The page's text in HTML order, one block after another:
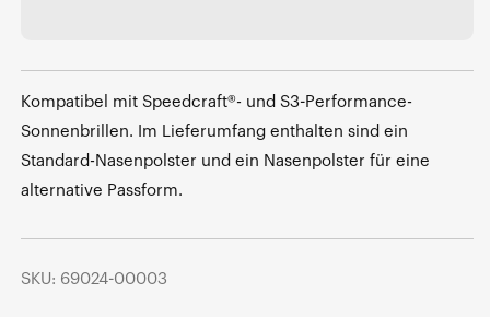
Kompatibel mit Speedcraft®- und S3-Performance-
Sonnenbrillen. Im Lieferumfang enthalten sind ein
Standard-Nasenpolster und ein Nasenpolster für eine
alternative Passform.
SKU: 69024-00003